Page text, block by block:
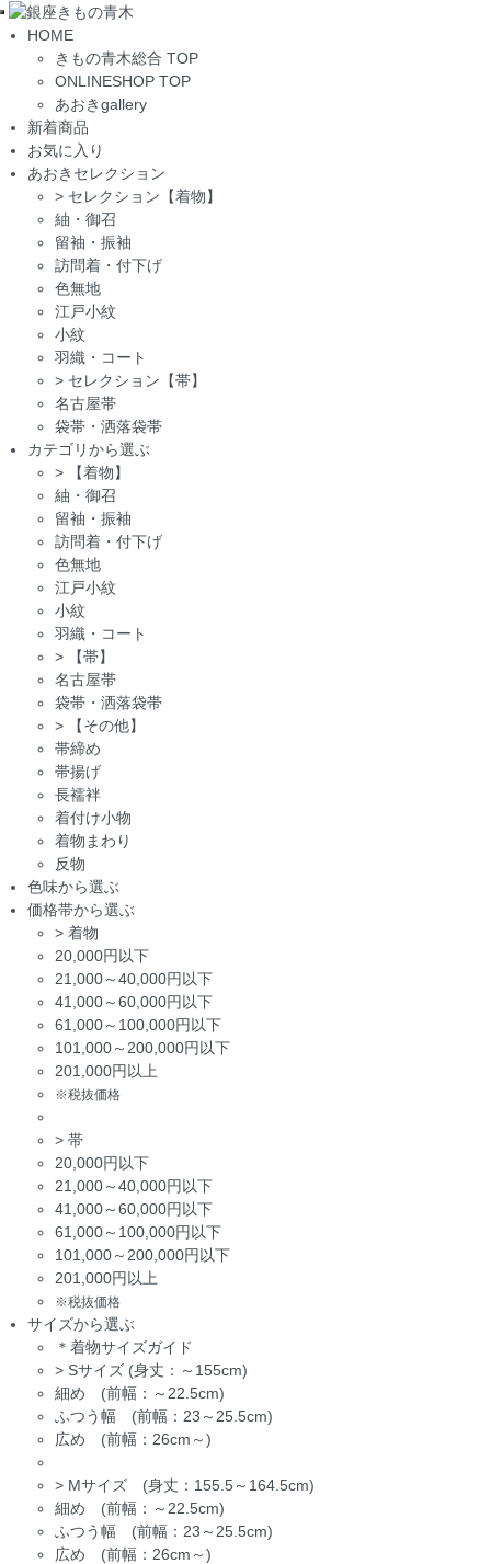
Toggle
navigation
HOME
きもの青木総合 TOP
ONLINESHOP TOP
あおきgallery
新着商品
お気に入り
あおきセレクション
> セレクション【着物】
紬・御召
留袖・振袖
訪問着・付下げ
色無地
江戸小紋
小紋
羽織・コート
> セレクション【帯】
名古屋帯
袋帯・洒落袋帯
カテゴリから選ぶ
>
【着物】
紬・御召
留袖・振袖
訪問着・付下げ
色無地
江戸小紋
小紋
羽織・コート
>
【帯】
名古屋帯
袋帯・洒落袋帯
>
【その他】
帯締め
帯揚げ
長襦袢
着付け小物
着物まわり
反物
色味から選ぶ
価格帯から選ぶ
> 着物
20,000円以下
21,000～40,000円以下
41,000～60,000円以下
61,000～100,000円以下
101,000～200,000円以下
201,000円以上
※税抜価格
> 帯
20,000円以下
21,000～40,000円以下
41,000～60,000円以下
61,000～100,000円以下
101,000～200,000円以下
201,000円以上
※税抜価格
サイズから選ぶ
＊着物サイズガイド
> Sサイズ (身丈：～155cm)
細め (前幅：～22.5cm)
ふつう幅 (前幅：23～25.5cm)
広め (前幅：26cm～)
> Mサイズ (身丈：155.5～164.5cm)
細め (前幅：～22.5cm)
ふつう幅 (前幅：23～25.5cm)
広め (前幅：26cm～)